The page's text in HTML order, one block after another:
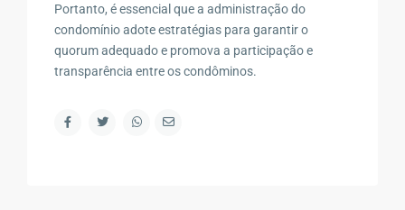
Portanto, é essencial que a administração do
condomínio adote estratégias para garantir o
quorum adequado e promova a participação e
transparência entre os condôminos.